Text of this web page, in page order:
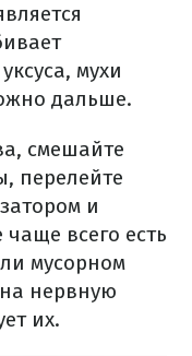
мухи
дальше.
смешайте
перелейте
и
чаще всего есть
мусорном
нервную
их.